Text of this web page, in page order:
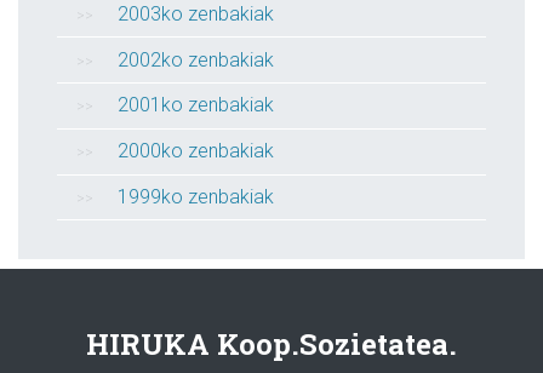
2003ko zenbakiak
2002ko zenbakiak
2001ko zenbakiak
2000ko zenbakiak
1999ko zenbakiak
HIRUKA Koop.Sozietatea.